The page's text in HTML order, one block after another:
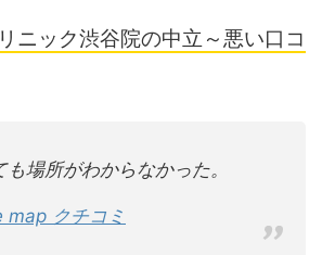
ニック渋谷院の中立～悪い口コ
場所がわからなかった。
map クチコミ